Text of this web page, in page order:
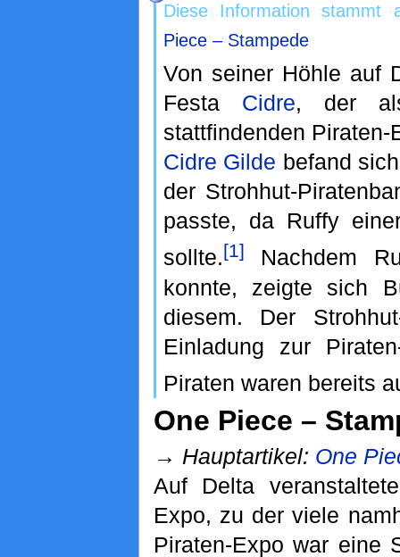
Diese Information
Piece – Stampede
Von seiner Höhle auf
Festa Cidre, der
stattfindenden
Cidre Gilde befand
der Strohhut-
passte, da Ruffy
sollte.[1]
Nachdem
konnte, zeigte sich
diesem. Der
Einladung zur
Piraten waren bereits
One Piece –
→ Hauptartikel: One
Auf Delta
Expo, zu der viele
Piraten-Expo war eine